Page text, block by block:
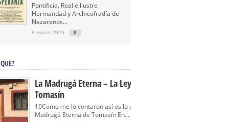
Pontificia, Real e Ilustre
Hermandad y Archicofradía de
Nazarenos...
8 marzo 2026 0
La Madrugá Eterna – La Leyenda De
Tomasín
10Como me lo contaron así os lo cuento… La
Madrugá Eterna de Tomasín En...